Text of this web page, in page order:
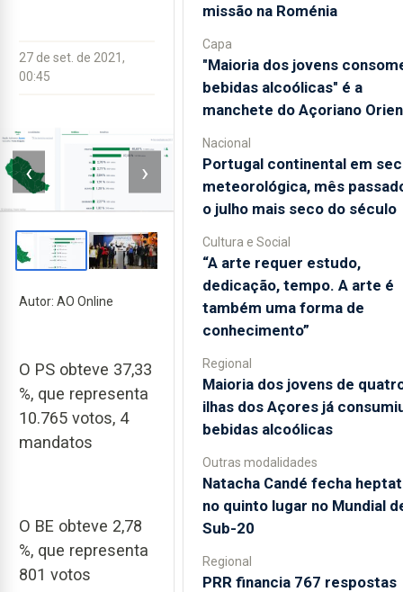
27 de set. de 2021,
00:45
‹ ›
Autor: AO Online
O PS obteve 37,33
%, que representa
10.765 votos, 4
mandatos
O BE obteve 2,78
%, que representa
801 votos
missão na Roménia
Capa
"Maioria dos jovens
bebidas alcoólicas" é a
manchete do Açoriano
Nacional
Portugal continental em
meteorológica, mês
o julho mais seco do século
Cultura e Social
“A arte requer estudo,
dedicação, tempo. A arte é
também uma forma de
conhecimento”
Regional
Maioria dos jovens de
ilhas dos Açores já
bebidas alcoólicas
Outras modalidades
Natacha Candé fecha
no quinto lugar no Mundial
Sub-20
Regional
PRR financia 767 respostas